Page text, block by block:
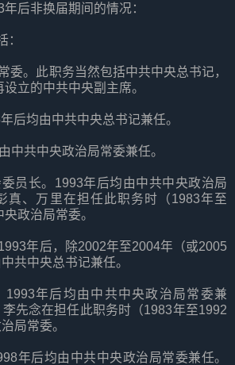
后非换届期间的情况：
：
委。此职务当然包括中共中央总书记，
立的中共中央副主席。
后均由中共中央总书记兼任。
中共中央政治局常委兼任。
员长。1993年后均由中共中央政治局
真、万里在担任此职务时（1983年至
政治局常委。
年后，除2002年至2004年（或2005
共中央总书记兼任。
1993年后均由中共中央政治局常委兼
先念在担任此职务时（1983年至1992
局常委。
年后均由中共中央政治局常委兼任。